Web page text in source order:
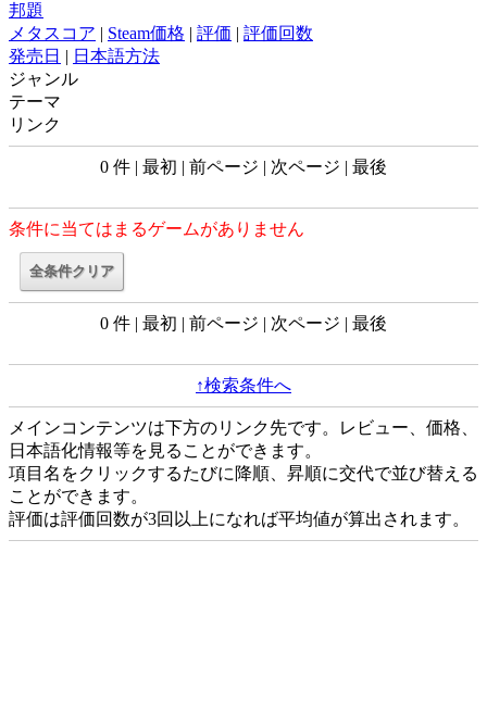
邦題
メタスコア | Steam価格 | 評価 | 評価回数
発売日 | 日本語方法
ジャンル
テーマ
リンク
0 件 | 最初 | 前ページ | 次ページ | 最後
条件に当てはまるゲームがありません
0 件 | 最初 | 前ページ | 次ページ | 最後
↑検索条件へ
メインコンテンツは下方のリンク先です。レビュー、価格、
日本語化情報等を見ることができます。
項目名をクリックするたびに降順、昇順に交代で並び替える
ことができます。
評価は評価回数が3回以上になれば平均値が算出されます。